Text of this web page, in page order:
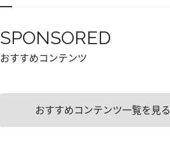
SPONSORED
おすすめコンテンツ
おすすめコンテンツ一覧を見る